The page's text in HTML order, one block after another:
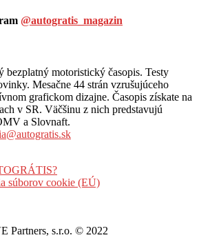
@autogratis_magazin
motoristický časopis. Testy
Mesačne 44 strán vzrušujúceho
grafickom dizajne. Časopis získate na
v SR. Väčšinu z nich predstavujú
a Slovnaft.
súborov cookie (EÚ)
Partners, s.r.o. © 2022